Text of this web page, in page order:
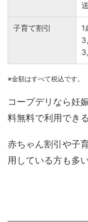
子育て割引
1
※金額はすべて税込です。
コープデリなら妊
料無料で利用でき
赤ちゃん割引や子
用している方も多